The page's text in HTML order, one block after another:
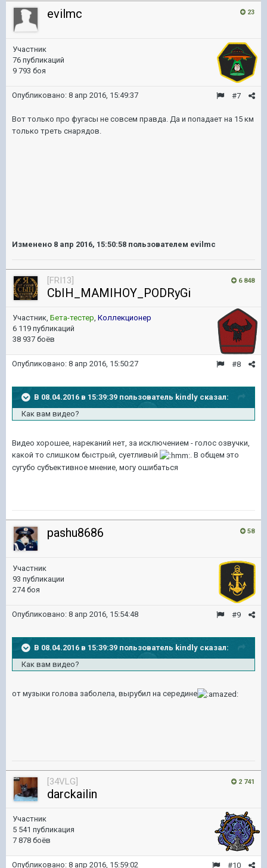
23
evilmc
Участник
76 публикаций
9 793 боя
#7
Опубликовано: 8 апр 2016, 15:49:37
Вот только про фугасы не совсем правда. Да и попадает на 15 км
только треть снарядов.
Изменено 8 апр 2016, 15:50:58 пользователем evilmc
6 848
[FRI13]
CbIH_MAMIHOY_PODRyGi
Участник, Бета-тестер, Коллекционер
6 119 публикаций
38 937 боёв
#8
Опубликовано: 8 апр 2016, 15:50:27
В 08.04.2016 в 15:39:39 пользователь kindly сказал:
Как вам видео?
Видео хорошее, нареканий нет, за исключением - голос озвучки,
какой то слишком быстрый, суетливый
. В общем это
сугубо субъективное мнение, могу ошибаться
58
pashu8686
Участник
93 публикации
274 боя
#9
Опубликовано: 8 апр 2016, 15:54:48
В 08.04.2016 в 15:39:39 пользователь kindly сказал:
Как вам видео?
от музыки голова заболела, вырубил на середине
2 741
[34VLG]
darckailin
Участник
5 541 публикация
7 878 боёв
#10
Опубликовано: 8 апр 2016, 15:59:02